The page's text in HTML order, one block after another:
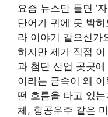
요즘 뉴스만 틀면 ‘
단어가 귀에 못 박
라 이야기 같으신가
하지만 제가 직접
과 첨단 산업 곳곳
이라는 금속이 왜
떤 흐름을 타고 있
체, 항공우주 같은